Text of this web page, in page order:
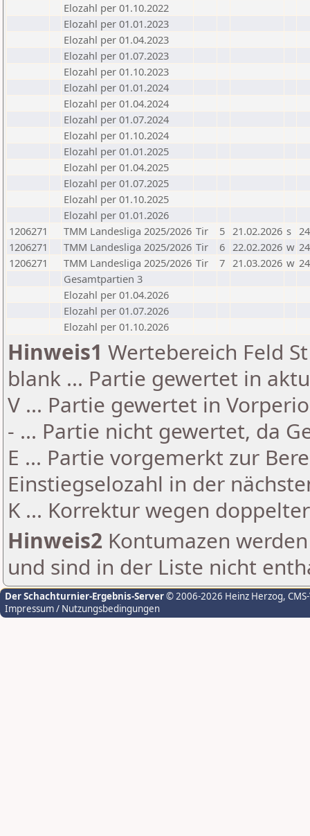
Elozahl per 01.10.2022
Elozahl per 01.01.2023
Elozahl per 01.04.2023
Elozahl per 01.07.2023
Elozahl per 01.10.2023
Elozahl per 01.01.2024
Elozahl per 01.04.2024
Elozahl per 01.07.2024
Elozahl per 01.10.2024
Elozahl per 01.01.2025
Elozahl per 01.04.2025
Elozahl per 01.07.2025
Elozahl per 01.10.2025
Elozahl per 01.01.2026
1206271
TMM Landesliga 2025/2026 Tir 5 21.02.2026 s
1206271
TMM Landesliga 2025/2026 Tir 6 22.02.2026 w
1206271
TMM Landesliga 2025/2026 Tir 7 21.03.2026 w
Gesamtpartien 3
Elozahl per 01.04.2026
Elozahl per 01.07.2026
Elozahl per 01.10.2026
Hinweis1 Wertebereich Feld
blank ... Partie gewertet in
V ... Partie gewertet in
- ... Partie nicht gewertet, da
E ... Partie vorgemerkt zur
Einstiegselozahl in der
K ... Korrektur wegen
Hinweis2 Kontumazen
und sind in der Liste nicht
Der Schachturnier-Ergebnis-Server© 2006-2026 Heinz Herzog,
Impressum / Nutzungsbedingungen